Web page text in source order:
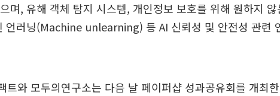
며, 유해 객체 탐지 시스템, 개인정보 보호를 위해 원하지
언러닝(Machine unlearning) 등 AI 신뢰성 및 안전성 관련
트와 모두의연구소는 다음 날 페이퍼샵 성과공유회를 개최